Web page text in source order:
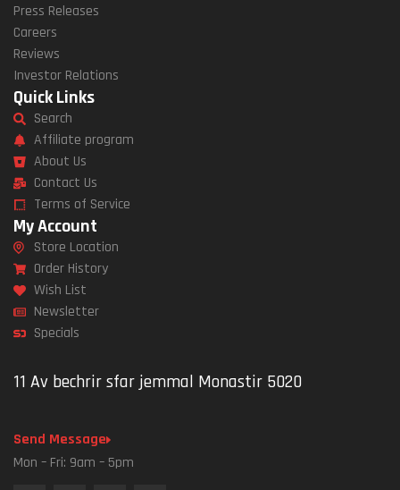
Press Releases
Careers
Reviews
Investor Relations
Quick Links
Search
Affiliate program
About Us
Contact Us
Terms of Service
My Account
Store Location
Order History
Wish List
Newsletter
Specials
11 Av bechrir sfar jemmal Monastir 5020
Send Message
Mon – Fri: 9am – 5pm